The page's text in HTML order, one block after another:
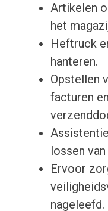
Artikelen
het
Heftruck
hanteren.
Opstellen
facturen
lossen
Ervoor
nageleefd.